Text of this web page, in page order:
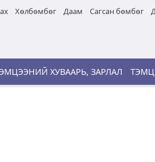
Хөлбөмбөг Даам Сагсан бөмбөг
ХУВААРЬ, ЗАРЛАЛ